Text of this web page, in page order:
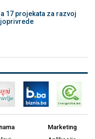
17 projekata za razvoj
Marketing